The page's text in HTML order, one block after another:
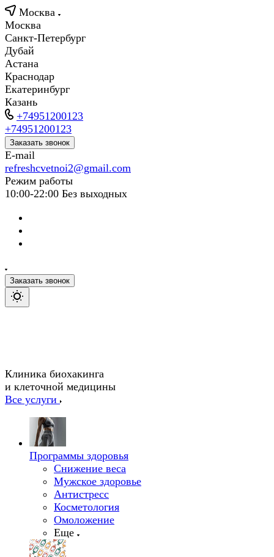
Москва
Москва
Санкт-Петербург
Дубай
Астана
Краснодар
Екатеринбург
Казань
+74951200123
+74951200123
Заказать звонок
E-mail
refreshcvetnoi2@gmail.com
Режим работы
10:00-22:00 Без выходных
Заказать звонок
Клиника биохакинга
и клеточной медицины
Все услуги
Программы здоровья
Снижение веса
Мужское здоровье
Антистресс
Косметология
Омоложение
Еще